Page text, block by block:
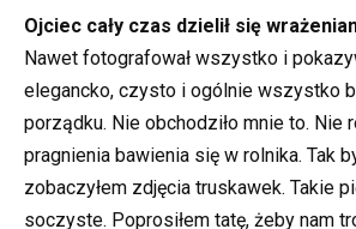
Ojciec cały czas dzielił się
Nawet fotografował wszystko i
elegancko, czysto i ogólnie wszystko
porządku. Nie obchodziło mnie to. Nie
pragnienia bawienia się w rolnika. Tak
zobaczyłem zdjęcia truskawek. Takie
soczyste. Poprosiłem tatę, żeby nam